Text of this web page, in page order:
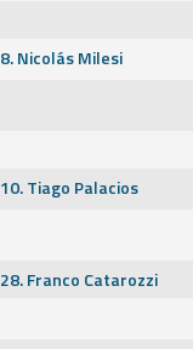
8. Nicolás Milesi
10. Tiago Palacios
28. Franco Catarozzi